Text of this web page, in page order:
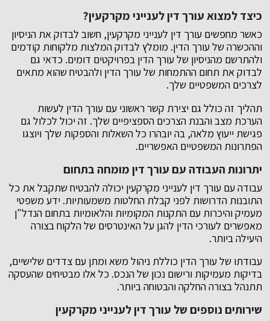
כיצד למצוא עורך דין לענייני מקרקעין?
כאשר מחפשים עורך דין לענייני מקרקעין, חשוב לבדוק את הניסיון
וההכשרה של עורך הדין. מומלץ לבדוק המלצות מלקוחות קודמים
ולהתרשם מהניסיון של עורך הדין בפרויקטים דומים. כדאי גם
לבדוק את תחום ההתמחות של עורך הדין ולהבטיח שהוא מתאים
לצרכים המשפטיים שלך.
תהליך זה כולל גם יצירת קשר ראשוני עם עורך הדין לעשות
הערכת מצב והבנת הצרכים הספציפיים שלך. זה יכול לכלול גם
פגישת ייעוץ מלאה, בה יובהרו כל השאלות והספקות שלך ויוצגו
הפתרונות המשפטיים האפשריים.
יתרונות העבודה עם עורך דין מומחה בתחום
עבודה עם עורך דין לענייני מקרקעין יכולה להבטיח שתקבל את כל
התובנות הדרושות לפני קבלת החלטות משמעותיות. ידע משפטי
מעמיק והיכרות עם התקנות המקומיות והלאומיות בתחום הנדל"ן
מאפשרים לעורכי הדין להגן על האינטרסים של הלקוח בצורה
היעילה ביותר.
עבודתו של עורך הדין כוללת ניהול משא ומתן עם צדדים שלישיים,
בדיקות מעמיקות ורישום נכון של הנכס. כל אלו מבטיחים שהעסקה
תתנהל בצורה החלקה והבטוחה ביותר.
שירותים נוספים של עורך דין לענייני מקרקעין